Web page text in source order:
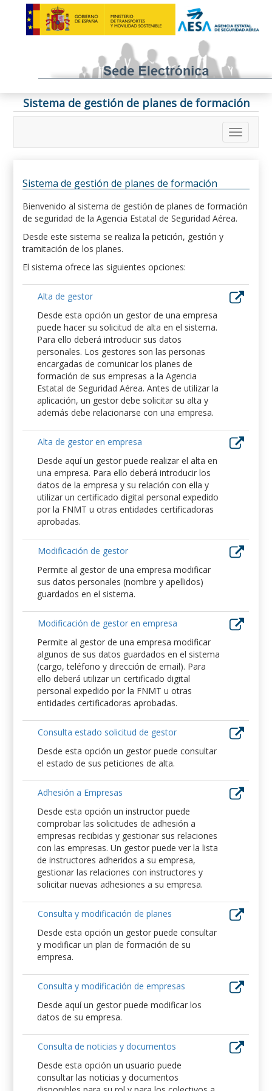
Sistema de gestión de planes de formación
Sistema de gestión de planes de formación
Bienvenido al sistema de gestión de planes de formación
de seguridad de la Agencia Estatal de Seguridad Aérea.
Desde este sistema se realiza la petición, gestión y
tramitación de los planes.
El sistema ofrece las siguientes opciones:
Alta de gestor
Desde esta opción un gestor de una empresa
puede hacer su solicitud de alta en el sistema.
Para ello deberá introducir sus datos
personales. Los gestores son las personas
encargadas de comunicar los planes de
formación de sus empresas a la Agencia
Estatal de Seguridad Aérea. Antes de utilizar la
aplicación, un gestor debe solicitar su alta y
además debe relacionarse con una empresa.
Alta de gestor en empresa
Desde aquí un gestor puede realizar el alta en
una empresa. Para ello deberá introducir los
datos de la empresa y su relación con ella y
utilizar un certificado digital personal expedido
por la FNMT u otras entidades certificadoras
aprobadas.
Modificación de gestor
Permite al gestor de una empresa modificar
sus datos personales (nombre y apellidos)
guardados en el sistema.
Modificación de gestor en empresa
Permite al gestor de una empresa modificar
algunos de sus datos guardados en el sistema
(cargo, teléfono y dirección de email). Para
ello deberá utilizar un certificado digital
personal expedido por la FNMT u otras
entidades certificadoras aprobadas.
Consulta estado solicitud de gestor
Desde esta opción un gestor puede consultar
el estado de sus peticiones de alta.
Adhesión a Empresas
Desde esta opción un instructor puede
comprobar las solicitudes de adhesión a
empresas recibidas y gestionar sus relaciones
con las empresas. Un gestor puede ver la lista
de instructores adheridos a su empresa,
gestionar las relaciones con instructores y
solicitar nuevas adhesiones a su empresa.
Consulta y modificación de planes
Desde esta opción un gestor puede consultar
y modificar un plan de formación de su
empresa.
Consulta y modificación de empresas
Desde aquí un gestor puede modificar los
datos de su empresa.
Consulta de noticias y documentos
Desde esta opción un usuario puede
consultar las noticias y documentos